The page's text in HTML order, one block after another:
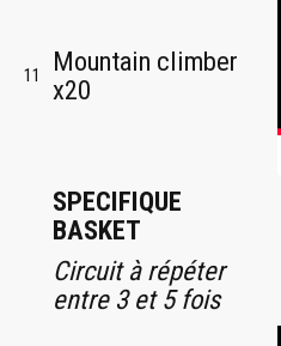
11
Mountain climber
x20
SPECIFIQUE
BASKET
Circuit à répéter
entre 3 et 5 fois